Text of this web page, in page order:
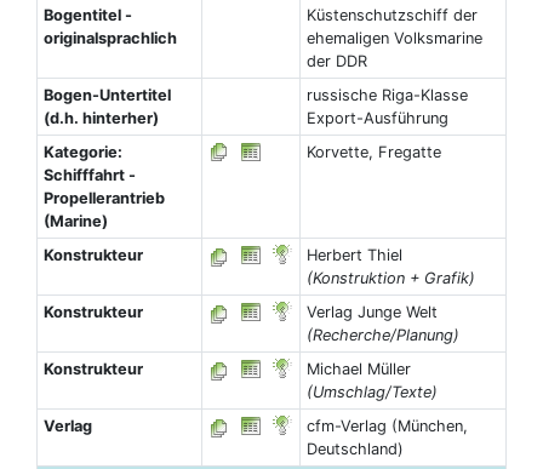
Bogentitel -
originalsprachlich
Küstenschutzschiff der
ehemaligen Volksmarine
der DDR
Bogen-Untertitel
(d.h. hinterher)
russische Riga-Klasse
Export-Ausführung
Kategorie:
Schifffahrt -
Propellerantrieb
(Marine)
Korvette, Fregatte
Konstrukteur
Herbert Thiel
(Konstruktion + Grafik)
Konstrukteur
Verlag Junge Welt
(Recherche/Planung)
Konstrukteur
Michael Müller
(Umschlag/Texte)
Verlag
cfm-Verlag (München,
Deutschland)